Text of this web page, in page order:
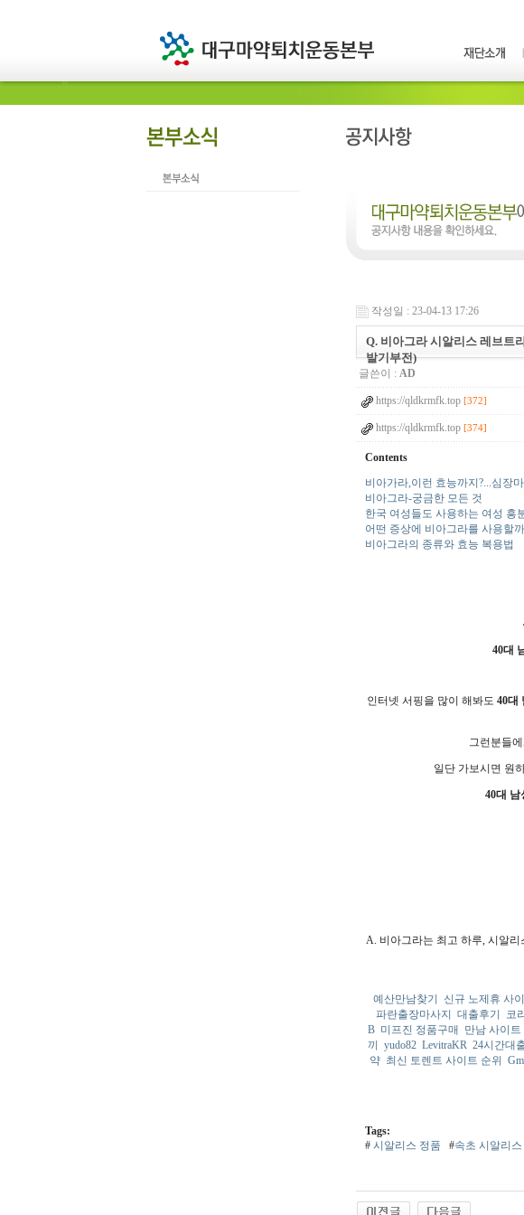
작성일 : 23-04-13 17:26
Q. 비아그라 시알리스 레브트
발기부전)
글쓴이 : AD
https://qldkrmfk.top [372]
https://qldkrmfk.top [374]
Contents
비아가라,이런 효능까지?...심장
비아그라-궁금한 모든 것
한국 여성들도 사용하는 여성 흥
어떤 증상에 비아그라를 사용할
비아그라의 종류와 효능 복용법
40대
인터넷 서핑을 많이 해봐도 40대
그런분들
일단 가보시면 원
40대 남
A. 비아그라는 최고 하루, 시알
예산만남찾기 신규 노제휴 사
파란출장마사지
대출후기 코
B 미프진 정품구매 만남 사이트
끼
yudo82 LevitraKR 24시간대
약 최신 토렌트 사이트 순위
Tags:
# 시알리스 정품 #속초 시알리